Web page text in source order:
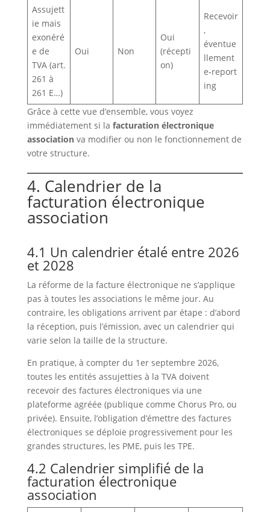
Assujett
ie mais
exonéré
e de
TVA (art.
261 à
261 E…)
Oui Non
Oui
(récepti
on)
Recevoir
,
éventue
llement
e‑report
ing
Grâce à cette vue d’ensemble, vous voyez
immédiatement si la facturation électronique
associationva modifier ou non le fonctionnement de
votre structure.
4. Calendrier de la
facturation électronique
association
4.1 Un calendrier étalé entre 2026
et 2028
La réforme de la facture électronique ne s’applique
pas à toutes les associations le même jour. Au
contraire, les obligations arrivent par étape : d’abord
la réception, puis l’émission, avec un calendrier qui
varie selon la taille de la structure.
En pratique, à compter du 1er septembre 2026,
toutes les entités assujetties à la TVA doivent
recevoir des factures électroniques via une
plateforme agréée (publique comme Chorus Pro, ou
privée). Ensuite, l’obligation d’émettre des factures
électroniques se déploie progressivement pour les
grandes structures, les PME, puis les TPE.
4.2 Calendrier simplifié de la
facturation électronique
association